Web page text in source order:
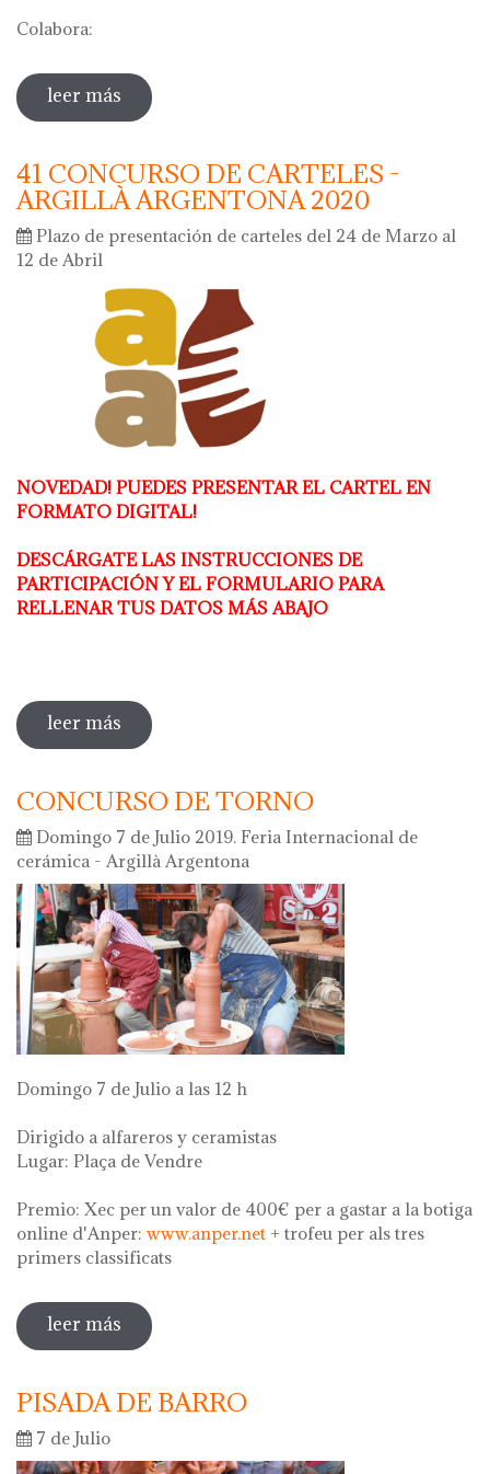
Colabora:
leer más sobre demostraciones de alfarería
tradicional 2021
41 CONCURSO DE CARTELES -
ARGILLÀ ARGENTONA 2020
Plazo de presentación de carteles del 24 de Marzo al
12 de Abril
NOVEDAD! PUEDES PRESENTAR EL CARTEL EN
FORMATO DIGITAL!
DESCÁRGATE LAS INSTRUCCIONES DE
PARTICIPACIÓN Y EL FORMULARIO PARA
RELLENAR TUS DATOS MÁS ABAJO
leer más sobre 41 concurso de carteles - argillà
argentona 2020
CONCURSO DE TORNO
Domingo 7 de Julio 2019. Feria Internacional de
cerámica - Argillà Argentona
Domingo 7 de Julio a las 12 h
Dirigido a alfareros y ceramistas
Lugar: Plaça de Vendre
Premio: Xec per un valor de 400€ per a gastar a la botiga
online d'Anper: www.anper.net + trofeu per als tres
primers classificats
leer más sobre concurso de torno
PISADA DE BARRO
7 de Julio